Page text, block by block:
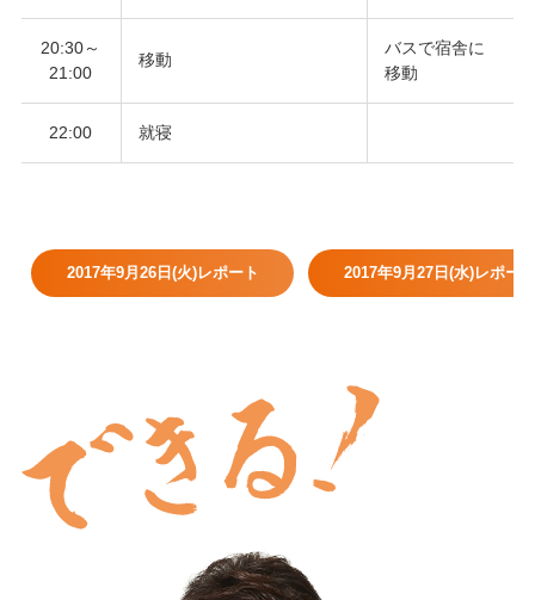
20:30～
21:00
移動
バスで宿舎に
移動
22:00 就寝
2017年9月26日(火)レポート 2017年9月27日(水)レポート